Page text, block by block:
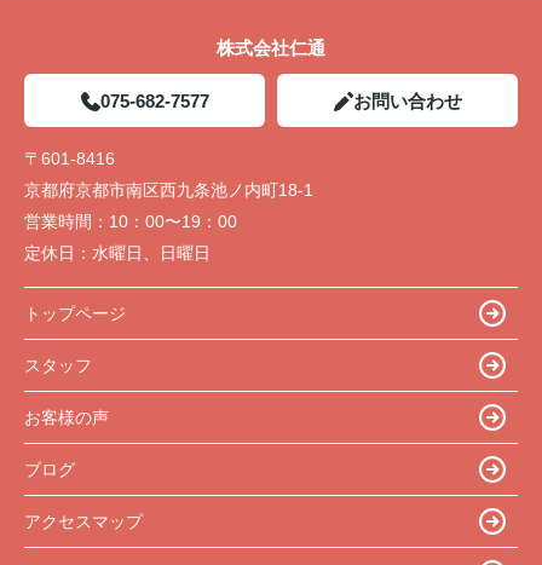
株式会社仁通
075-682-7577 お問い合わせ
〒601-8416
京都府京都市南区西九条池ノ内町18-1
営業時間： 10：00〜19：00
定休日： 水曜日、日曜日
トップページ
スタッフ
お客様の声
ブログ
アクセスマップ